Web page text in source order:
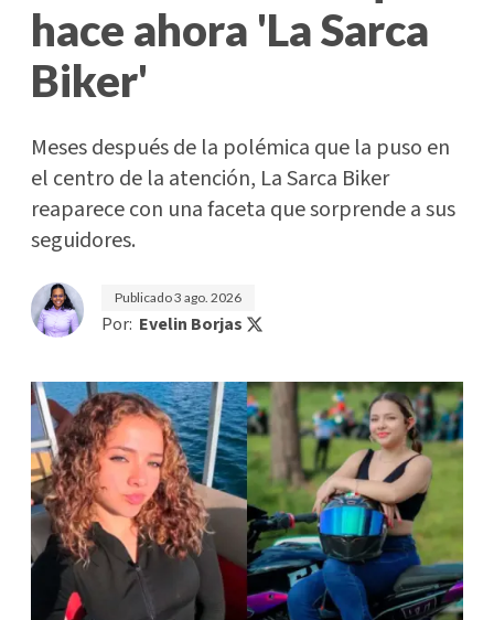
hace ahora 'La Sarca
Biker'
Meses después de la polémica que la puso en
el centro de la atención, La Sarca Biker
reaparece con una faceta que sorprende a sus
seguidores.
Publicado3 ago. 2026
Por: Evelin Borjas